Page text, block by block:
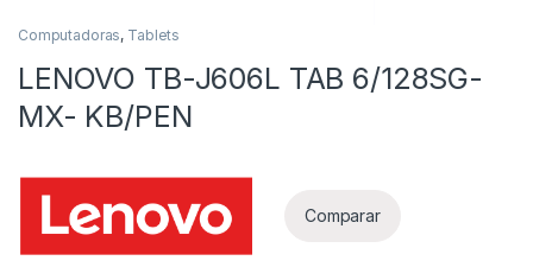
Computadoras, Tablets
LENOVO TB-J606L TAB 6/128SG-
MX- KB/PEN
Comparar